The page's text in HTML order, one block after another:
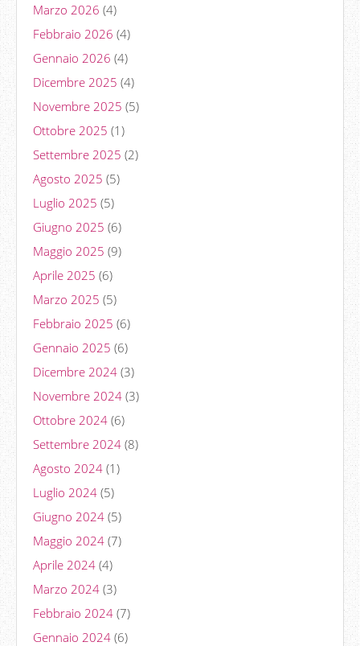
Marzo 2026 (4)
Febbraio 2026 (4)
Gennaio 2026 (4)
Dicembre 2025 (4)
Novembre 2025 (5)
Ottobre 2025 (1)
Settembre 2025 (2)
Agosto 2025 (5)
Luglio 2025 (5)
Giugno 2025 (6)
Maggio 2025 (9)
Aprile 2025 (6)
Marzo 2025 (5)
Febbraio 2025 (6)
Gennaio 2025 (6)
Dicembre 2024 (3)
Novembre 2024 (3)
Ottobre 2024 (6)
Settembre 2024 (8)
Agosto 2024 (1)
Luglio 2024 (5)
Giugno 2024 (5)
Maggio 2024 (7)
Aprile 2024 (4)
Marzo 2024 (3)
Febbraio 2024 (7)
Gennaio 2024 (6)